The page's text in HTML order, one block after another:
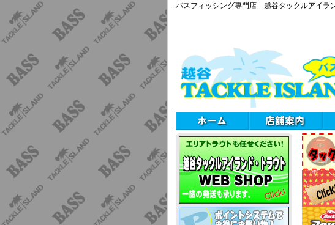
バスフィッシング専門店 越谷タックルアイラ